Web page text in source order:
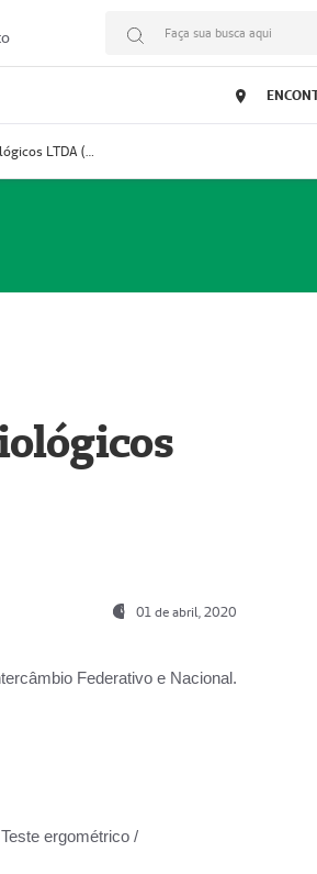
Faça sua busca aqui
Prestador Decordis Exames Cardiológicos LTDA (51004347-4)
01 de abril, 2020
Federativo e Nacional.
ergométrico /